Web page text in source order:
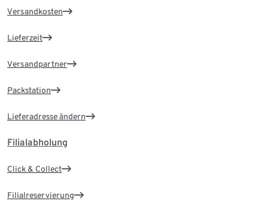
Versandkosten
Lieferzeit
Versandpartner
Packstation
Lieferadresse ändern
Filialabholung
Click & Collect
Filialreservierung